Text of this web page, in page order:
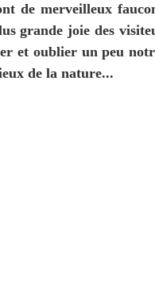
de merveilleux
grande joie des
et oublier un peu
de la nature...